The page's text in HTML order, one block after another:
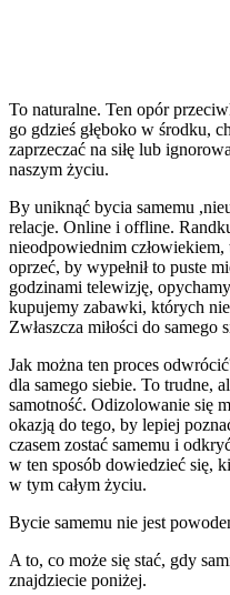
To naturalne. Ten opór
go gdzieś głęboko w środku,
zaprzeczać na siłę lub
naszym życiu.
By uniknąć bycia samemu
relacje. Online i offline.
nieodpowiednim
oprzeć, by wypełnił to puste
godzinami telewizję,
kupujemy zabawki, których
Zwłaszcza miłości do samego
Jak można ten proces
dla samego siebie. To trudne,
samotność. Odizolowanie się
okazją do tego, by lepiej
czasem zostać samemu i
w ten sposób dowiedzieć się,
w tym całym życiu.
Bycie samemu nie jest
A to, co może się stać, gdy
znajdziecie poniżej.